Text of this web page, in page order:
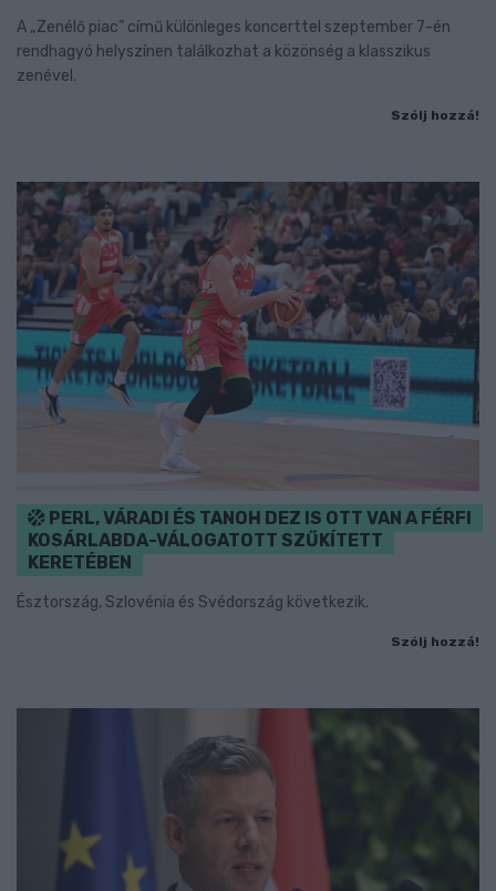
A „Zenélő piac” című különleges koncerttel szeptember 7-én
rendhagyó helyszínen találkozhat a közönség a klasszikus
zenével.
Szólj hozzá!
PERL, VÁRADI ÉS TANOH DEZ IS OTT VAN A FÉRFI
KOSÁRLABDA-VÁLOGATOTT SZŰKÍTETT
KERETÉBEN
Észtország, Szlovénia és Svédország következik.
Szólj hozzá!